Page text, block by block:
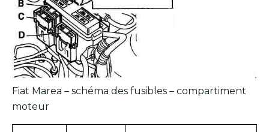
Fiat Marea – schéma des fusibles – compartiment
moteur